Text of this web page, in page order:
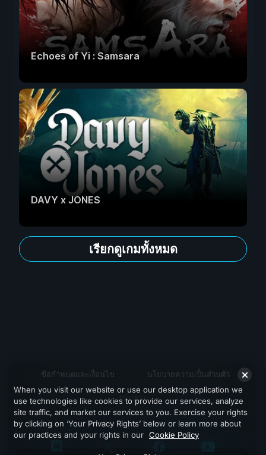
Echoes of Yi : Samsara
DAVY x JONES
เรียกดูเกมทั้งหมด
ข้อกำหนดและเงื่อนไข นโยบายความเป็นส่วนตัว
สนับสนุน
When you visit our website or use our desktop application we
use technologies like cookies to provide our services, analyze
site traffic, and market our services to you. Exercise your rights
by clicking on ‘Your Privacy Rights’ below or learn more about
our practices and your rights in our Cookie Policy